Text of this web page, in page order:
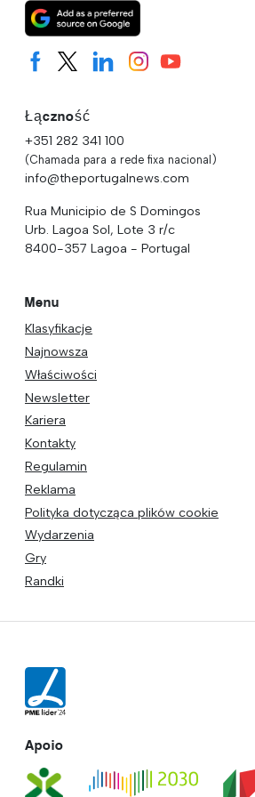
Łączność
+351 282 341 100
(Chamada para a rede fixa nacional)
info@theportugalnews.com
Rua Municipio de S Domingos
Urb. Lagoa Sol, Lote 3 r/c
8400-357 Lagoa - Portugal
Menu
Klasyfikacje
Najnowsza
Właściwości
Newsletter
Kariera
Kontakty
Regulamin
Reklama
Polityka dotycząca plików cookie
Wydarzenia
Gry
Randki
Apoio